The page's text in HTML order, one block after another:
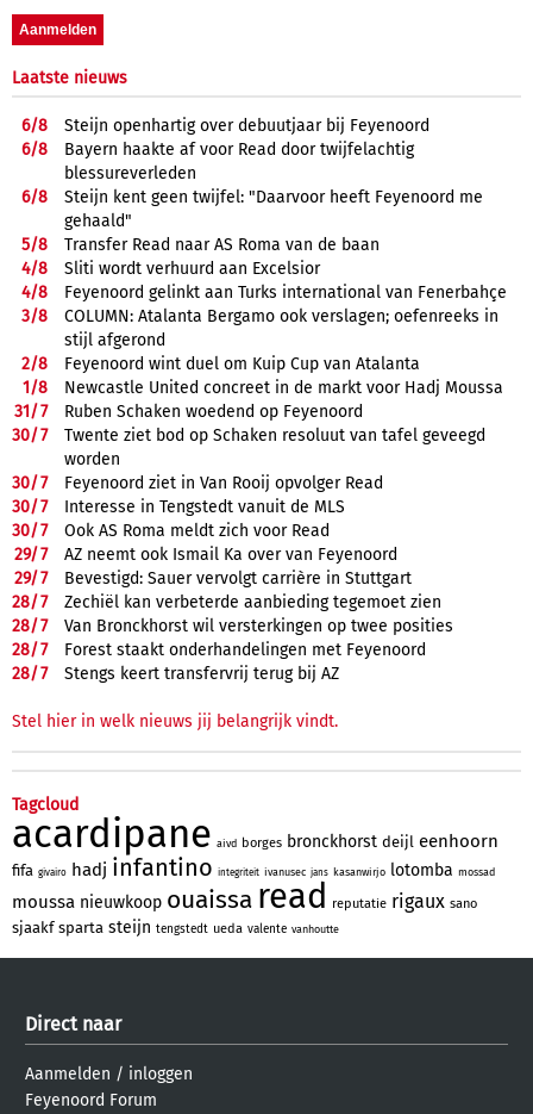
Laatste nieuws
6/8
Steijn openhartig over debuutjaar bij Feyenoord
6/8
Bayern haakte af voor Read door twijfelachtig
blessureverleden
6/8
Steijn kent geen twijfel: "Daarvoor heeft Feyenoord me
gehaald"
5/8
Transfer Read naar AS Roma van de baan
4/8
Sliti wordt verhuurd aan Excelsior
4/8
Feyenoord gelinkt aan Turks international van Fenerbahçe
3/8
COLUMN: Atalanta Bergamo ook verslagen; oefenreeks in
stijl afgerond
2/8
Feyenoord wint duel om Kuip Cup van Atalanta
1/8
Newcastle United concreet in de markt voor Hadj Moussa
31/7
Ruben Schaken woedend op Feyenoord
30/7
Twente ziet bod op Schaken resoluut van tafel geveegd
worden
30/7
Feyenoord ziet in Van Rooij opvolger Read
30/7
Interesse in Tengstedt vanuit de MLS
30/7
Ook AS Roma meldt zich voor Read
29/7
AZ neemt ook Ismail Ka over van Feyenoord
29/7
Bevestigd: Sauer vervolgt carrière in Stuttgart
28/7
Zechiël kan verbeterde aanbieding tegemoet zien
28/7
Van Bronckhorst wil versterkingen op twee posities
28/7
Forest staakt onderhandelingen met Feyenoord
28/7 Stengs keert transfervrij terug bij AZ
Stel hier in welk nieuws jij belangrijk vindt.
Tagcloud
acardipane aivd borges bronckhorst deijl eenhoorn
fifa givairo hadj infantino integriteit ivanusec jans kasanwirjo lotomba mossad
moussa nieuwkoop ouaissa read reputatie rigaux sano
sjaakf sparta steijn tengstedt ueda valente vanhoutte
Direct naar
Aanmelden / inloggen
Feyenoord Forum